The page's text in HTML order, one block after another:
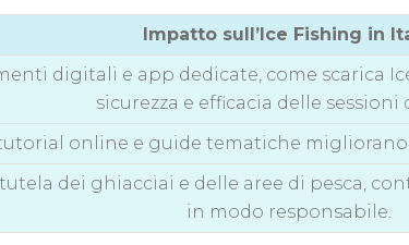
Impatto sull’Ice Fishing in
digitali e app dedicate, come scarica
sicurezza e efficacia delle sessioni
online e guide tematiche
dei ghiacciai e delle aree di pesca,
in modo responsabile.